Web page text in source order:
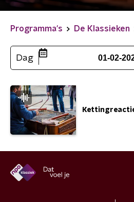
Programma's De Klassieken
Dag 01-02-